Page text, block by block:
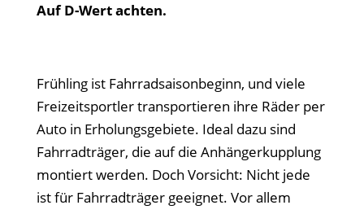
Auf D-Wert achten.
Frühling ist Fahrradsaisonbeginn, und viele
Freizeitsportler transportieren ihre Räder per
Auto in Erholungsgebiete. Ideal dazu sind
Fahrradträger, die auf die Anhängerkupplung
montiert werden. Doch Vorsicht: Nicht jede
ist für Fahrradträger geeignet. Vor allem